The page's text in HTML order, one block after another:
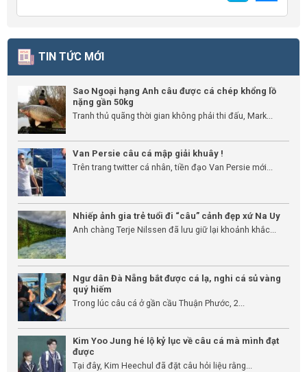
TIN TỨC MỚI
Sao Ngoại hạng Anh câu được cá chép khổng lồ
nặng gần 50kg
Tranh thủ quãng thời gian không phải thi đấu, Mark...
Van Persie câu cá mập giải khuây !
Trên trang twitter cá nhân, tiền đạo Van Persie mới...
Nhiếp ảnh gia trẻ tuổi đi “câu” cảnh đẹp xứ Na Uy
Anh chàng Terje Nilssen đã lưu giữ lại khoảnh khắc...
Ngư dân Đà Nẵng bắt được cá lạ, nghi cá sủ vàng
quý hiếm
Trong lúc câu cá ở gần cầu Thuận Phước, 2...
Kim Yoo Jung hé lộ kỷ lục về câu cá mà mình đạt
được
Tại đây, Kim Heechul đã đặt câu hỏi liệu rằng...